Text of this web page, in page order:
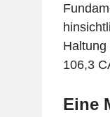
106,3
Eine